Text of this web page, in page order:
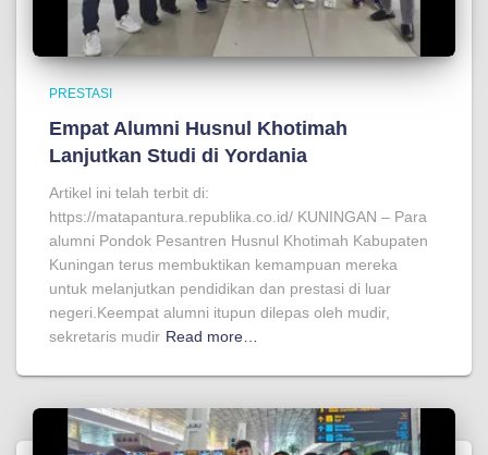
PRESTASI
Empat Alumni Husnul Khotimah
Lanjutkan Studi di Yordania
Artikel ini telah terbit di:
https://matapantura.republika.co.id/ KUNINGAN – Para
alumni Pondok Pesantren Husnul Khotimah Kabupaten
Kuningan terus membuktikan kemampuan mereka
untuk melanjutkan pendidikan dan prestasi di luar
negeri.Keempat alumni itupun dilepas oleh mudir,
sekretaris mudir Read more…